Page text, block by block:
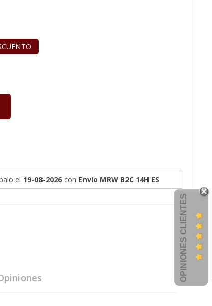
el 19-08-2026 con Envío MRW B2C 14H ES
OPINIONES CLIENTES